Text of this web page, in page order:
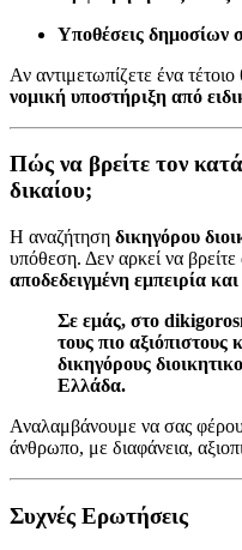
Υποθέσεις δημοσίων
Αν αντιμετωπίζετε ένα
νομική υποστήριξη από
Πώς να βρείτε τον
δικαίου;
Η αναζήτηση δικηγόρου
υπόθεση. Δεν αρκεί να
αποδεδειγμένη εμπειρία και
Σε εμάς, στο
τους πιο αξιόπιστους
δικηγόρους
Ελλάδα.
Αναλαμβάνουμε να σας
άνθρωπο, με διαφάνεια,
Συχνές Ερωτήσεις